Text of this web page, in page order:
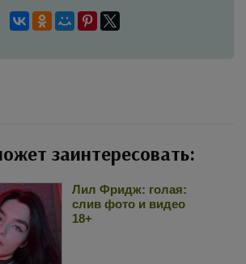
заинтересовать:
Лил Фридж: голая:
слив фото и видео
18+